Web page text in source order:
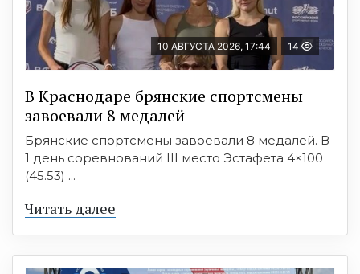
10 АВГУСТА 2026, 17:44 14
В Краснодаре брянские спортсмены
завоевали 8 медалей
Брянские спортсмены завоевали 8 медалей. В
1 день соревнований III место Эстафета 4×100
(45.53) ...
Читать далее